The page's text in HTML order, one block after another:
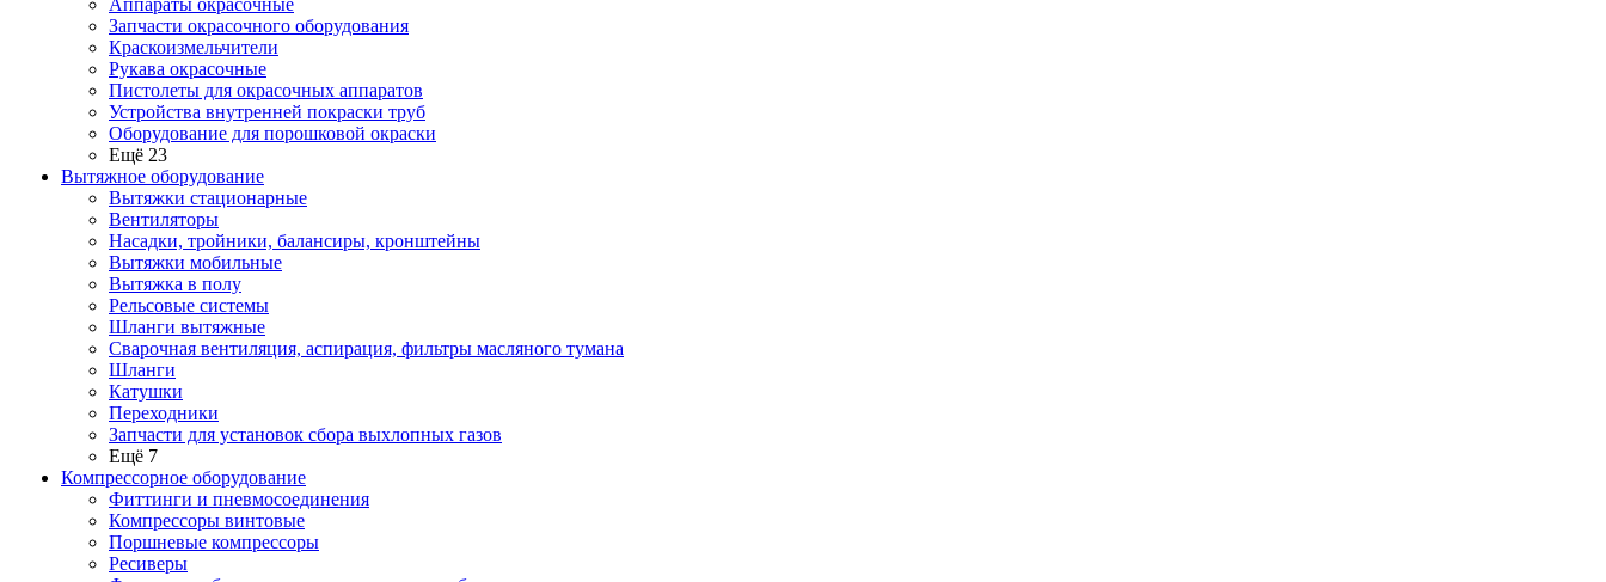
Аппараты окрасочные
Запчасти окрасочного оборудования
Краскоизмельчители
Рукава окрасочные
Пистолеты для окрасочных аппаратов
Устройства внутренней покраски труб
Оборудование для порошковой окраски
Ещё 23
Вытяжное оборудование
Вытяжки стационарные
Вентиляторы
Насадки, тройники, балансиры, кронштейны
Вытяжки мобильные
Вытяжка в полу
Рельсовые системы
Шланги вытяжные
Сварочная вентиляция, аспирация, фильтры масляного тумана
Шланги
Катушки
Переходники
Запчасти для установок сбора выхлопных газов
Ещё 7
Компрессорное оборудование
Фиттинги и пневмосоединения
Компрессоры винтовые
Поршневые компрессоры
Ресиверы